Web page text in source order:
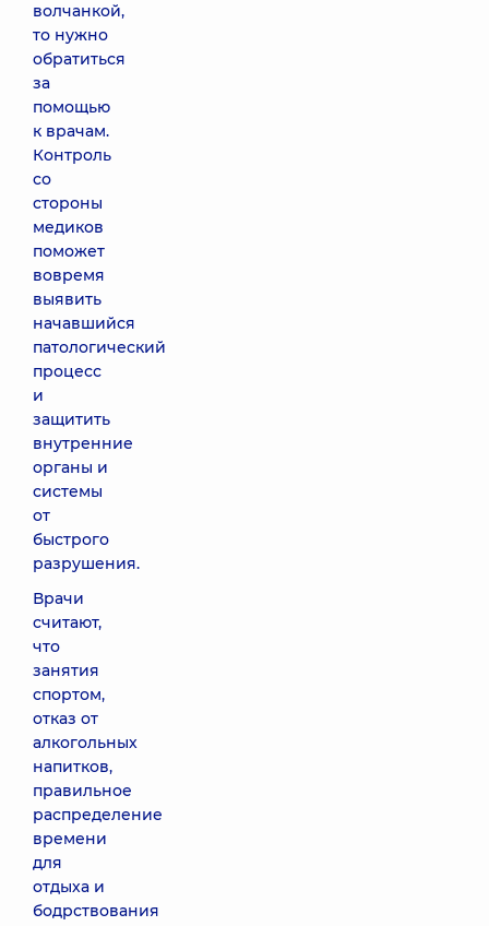
волчанкой,
то нужно
обратиться
за
помощью
к врачам.
Контроль
со
стороны
медиков
поможет
вовремя
выявить
начавшийся
патологический
процесс
и
защитить
внутренние
органы и
системы
от
быстрого
разрушения.
Врачи
считают,
что
занятия
спортом,
отказ от
алкогольных
напитков,
правильное
распределение
времени
для
отдыха и
бодрствования